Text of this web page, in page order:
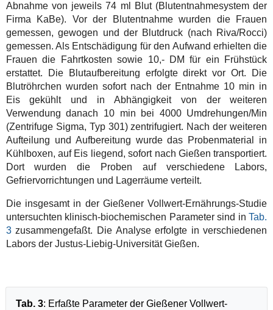
Abnahme von jeweils 74 ml Blut (Blutentnahmesystem der
Firma KaBe). Vor der Blutentnahme wurden die Frauen
gemessen, gewogen und der Blutdruck (nach Riva/Rocci)
gemessen. Als Entschädigung für den Aufwand erhielten die
Frauen die Fahrtkosten sowie 10,- DM für ein Frühstück
erstattet. Die Blutaufbereitung erfolgte direkt vor Ort. Die
Blutröhrchen wurden sofort nach der Entnahme 10 min in
Eis gekühlt und in Abhängigkeit von der weiteren
Verwendung danach 10 min bei 4000 Umdrehungen/Min
(Zentrifuge Sigma, Typ 301) zentrifugiert. Nach der weiteren
Aufteilung und Aufbereitung wurde das Probenmaterial in
Kühlboxen, auf Eis liegend, sofort nach Gießen transportiert.
Dort wurden die Proben auf verschiedene Labors,
Gefriervorrichtungen und Lagerräume verteilt.
Die insgesamt in der Gießener Vollwert-Ernährungs-Studie
untersuchten klinisch-biochemischen Parameter sind inTab.
3zusammengefaßt. Die Analyse erfolgte in verschiedenen
Labors der Justus-Liebig-Universität Gießen.
Tab. 3: Erfaßte Parameter der Gießener Vollwert-